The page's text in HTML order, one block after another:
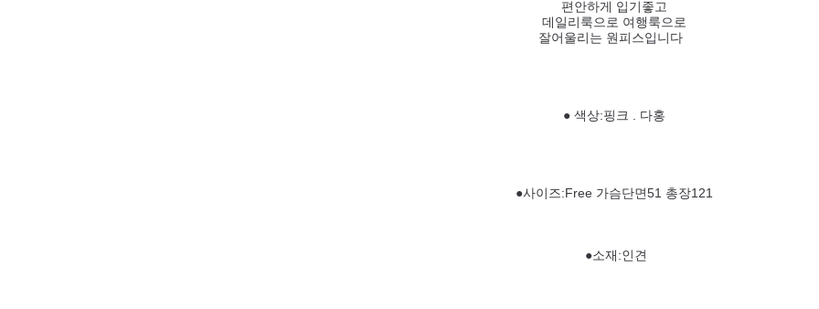
편안하게 입기좋고
데일리룩으로 여행룩으로
잘어울리는 원피스입니다
● 색상:핑크 . 다홍
●사이즈:Free 가슴단면51 총장121
●소재:인견